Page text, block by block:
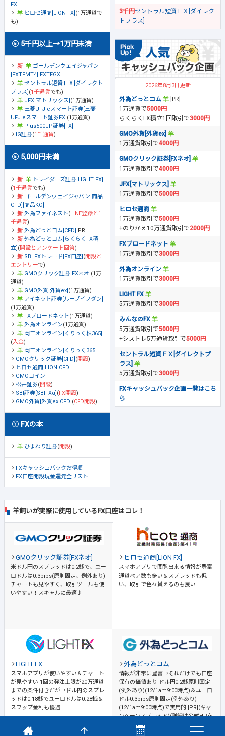
FX]
ヒロセ通商[LION FX] (1万通貨で
も)
5千円以上→1万円未満
ゴールデンウェイジャパン
[FXTFMT4][FXTFGX]
セントラル短資ＦＸ[ダイレクト
プラス] (1千通貨でも)
JFX[マトリックス] (1万通貨)
三菱UFJ eスマート証券[三菱
UFJ eスマート証券FX] (1万通貨)
Plus500JP証券[FX]
IG証券(1千通貨)
5,000円未満
トレイダーズ証券[LIGHT FX]
(1千通貨でも)
ゴールデンウェイジャパン[商品
CFD][商品KO]
外為ファイネスト(LINE登録と1
千通貨)
外為どっとコム[CFD] [PR]
外為どっとコム[らくらくFX積
立] (開設とアンケート回答)
SBI FXトレード[FX口座] (開設と
エントリーで)
GMOクリック証券[FXネオ] (1万
通貨)
GMO外貨[外貨ex] (1万通貨)
アイネット証券[ループイフダン]
(1万通貨)
FXブロードネット(1万通貨)
外為オンライン(1万通貨)
岡三オンライン[くりっく株365]
(入金)
岡三オンライン[くりっく365]
GMOクリック証券[CFD] (開設)
ヒロセ通商[LION CFD]
GMOコイン
松井証券(開設)
SBI証券[SBIFXα] (FX開設)
GMO外貨[外貨ex CFD] (CFD開設)
FXの本
ひまわり証券(開設)
FXキャッシュバックお得順
FX口座開設現金還元全リスト
3千円セントラル短資ＦＸ[ダイレク
トプラス]
2026年8月3日更新
外為どっとコム
[PR]
1万通貨で5000円
らくらくFX積立1回取引で3000円
GMO外貨[外貨ex]
1万通貨取引で4000円
GMOクリック証券[FXネオ]
1万通貨取引で4000円
JFX[マトリックス]
1万通貨取引で5000円
ヒロセ通商
1万通貨取引で5000円
+のりかえ10万通貨取引で2000円
FXブロードネット
1万通貨取引で3000円
外為オンライン
1万通貨取引で3000円
LIGHT FX
5万通貨取引で3000円
みんなのFX
5万通貨取引で5000円
+シストレ5万通貨取引で5000円
セントラル短資ＦＸ[ダイレクトプ
ラス]
5万通貨取引で3000円
FXキャッシュバック企画一覧はこち
ら
羊飼いが実際に使用しているFX口座はコレ！
GMOクリック証券[FXネオ]
米ドル円のスプレッドは0.2銭で、ユー
ロドルは0.3pips(原則固定、例外あり)
チャートも見やすく、取引ツールも使
いやすい！スキャルに最適♪
ヒロセ通商[LION FX]
スマホアプリで閲覧出来る情報が豊富
通貨ペア数も多い＆スプレッドも低
い、取引で色々貰えるのも良い
LIGHT FX
スマホアプリが使いやすい＆チャート
が見やすい 1回の発注上限が20万通貨
までの条件付きだが→ドル円のスプレ
ッドは0.18銭でユーロドルは0.28銭＆
スワップ金利も優遇
外為どっとコム
情報が非常に豊富→それだけでも口座
保有の価値あり
ドル円0.2銭原則固定
(例外あり)(12/1am9:00時点)＆ユーロ
ドル0.3pips原則固定(例外あり)
(12/1am9:00時点)で実用的 [PR](キャ
ンペーンスプレッド)(詳細は公式HPを
ご確認ください)